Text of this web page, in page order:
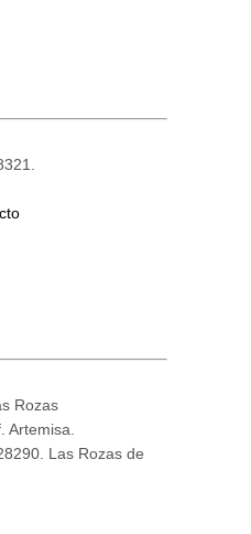
Rozas
Artemisa.
Las Rozas de